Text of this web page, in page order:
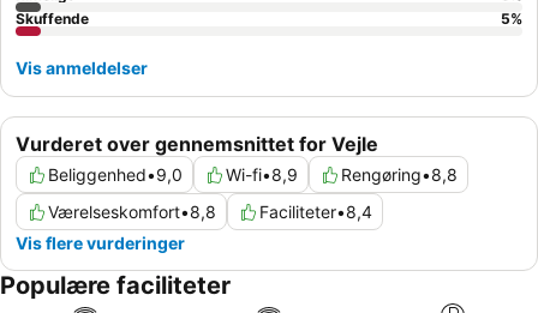
Vurderet over gennemsnittet for Vejle
Beliggenhed•9,0 Wi-fi•8,9 Rengøring•8,8
Værelseskomfort•8,8 Faciliteter•8,4
Vis flere vurderinger
Skuffende
5%
Vis anmeldelser
Populære faciliteter